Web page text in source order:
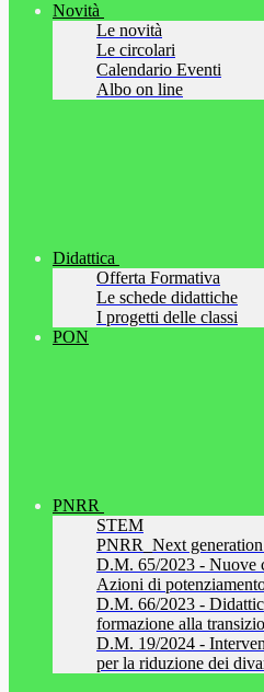
Novità
Le novità
Le circolari
Calendario Eventi
Albo on line
Didattica
Offerta Formativa
Le schede didattiche
I progetti delle classi
PON
PNRR
STEM
PNRR_Next
D.M. 65/2023 - Nuove
Azioni di
D.M. 66/2023 -
formazione alla
D.M. 19/2024 -
per la riduzione dei